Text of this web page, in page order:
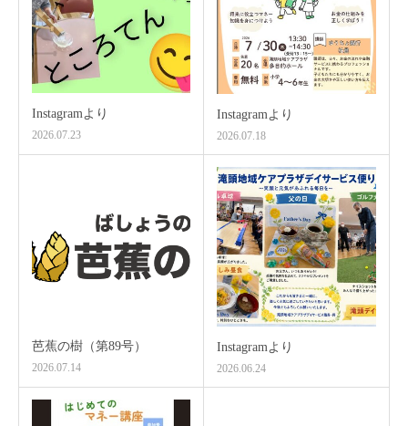
Instagramより
2026.07.23
Instagramより
2026.07.18
芭蕉の樹（第89号）
2026.07.14
Instagramより
2026.06.24